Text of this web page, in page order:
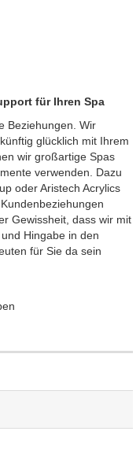
für Ihren Spa
Beziehungen. Wir
glücklich mit Ihrem
wir großartige Spas
verwenden. Dazu
oder Aristech Acrylics
Gewissheit, dass wir mit
Hingabe in den
für Sie da sein